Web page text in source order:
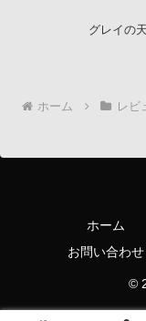
グレイの
ホーム レビ
ホーム
お問い合わせ
©